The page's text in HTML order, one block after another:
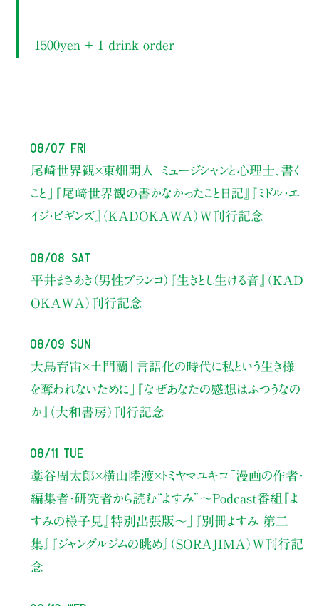
1500yen ＋ 1 drink order
08/07 Fri
尾崎世界観×東畑開人
「ミュージシャンと心理士、書く
こと」
『尾崎世界観の書かなかったこと日記』『ミドル・エ
イジ・ビギンズ』（KADOKAWA）W刊行記念
08/08 Sat
平井まさあき（男性ブランコ） 『生きとし生ける音』（KAD
OKAWA）刊行記念
08/09 Sun
大島育宙×土門蘭 「言語化の時代に私という生き様
を奪われないために」
『なぜあなたの感想はふつうなの
か』（大和書房）刊行記念
08/11 Tue
藁谷周太郎×横山陸渡×トミヤマユキコ「漫画の作者・
編集者・研究者から読む“よすみ” 〜Podcast番組『よ
すみの様子見』特別出張版〜」
『別冊よすみ 第二
集』『ジャングルジムの眺め』（SORAJIMA）W刊行記
念